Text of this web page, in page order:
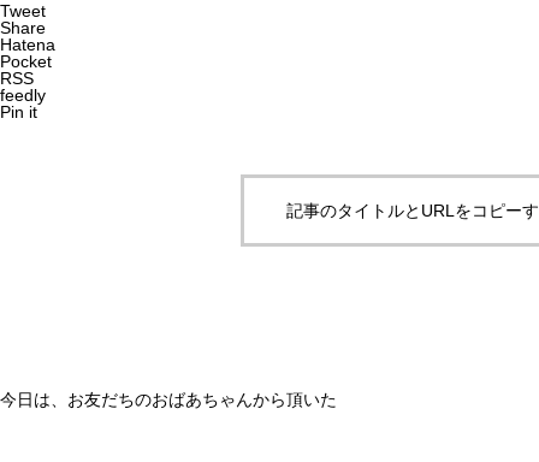
Tweet
Share
Hatena
Pocket
RSS
feedly
Pin it
記事のタイトルとURLをコピー
今日は、お友だちのおばあちゃんから頂いた